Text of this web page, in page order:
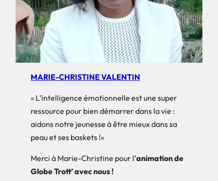
MARIE-CHRISTINE VALENTIN
« L’intelligence émotionnelle est une super
ressource pour bien démarrer dans la vie :
aidons notre jeunesse à être mieux dans sa
peau et ses baskets !«
Merci à Marie-Christine pour l’animationde
Globe Trott’ avec nous !